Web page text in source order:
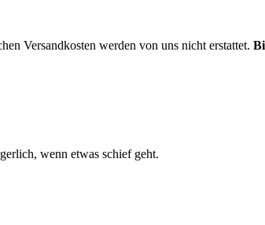
Versandkosten werden von uns nicht erstattet.
wenn etwas schief geht.